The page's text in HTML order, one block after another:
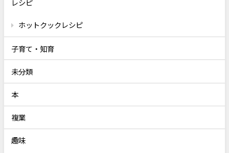
レシピ
ホットクックレシピ
子育て・知育
未分類
本
複業
趣味